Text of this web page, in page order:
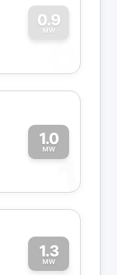
0.9
MW
0
1.0
MW
1
1.3
MW